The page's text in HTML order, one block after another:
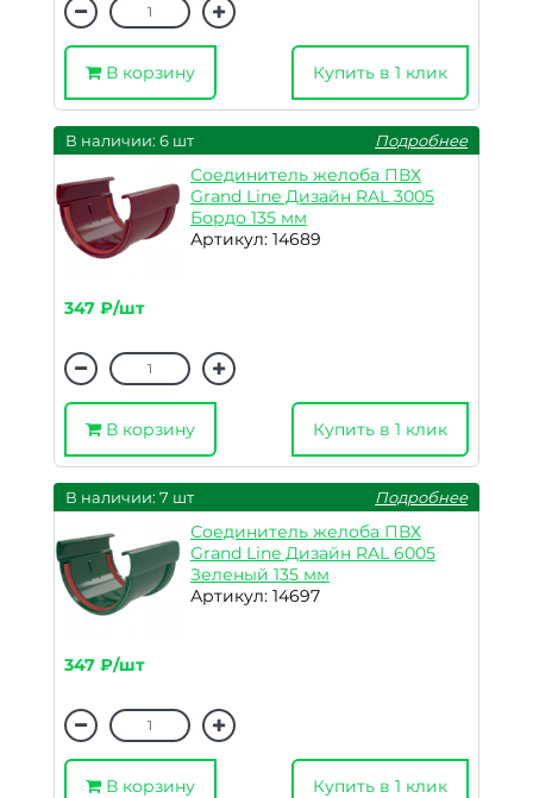
В корзину Купить в 1 клик
В наличии: 6 шт Подробнее
Соединитель желоба ПВХ
Grand Line Дизайн RAL 3005
Бордо 135 мм
Артикул: 14689
347 ₽/шт
В корзину Купить в 1 клик
В наличии: 7 шт Подробнее
Соединитель желоба ПВХ
Grand Line Дизайн RAL 6005
Зеленый 135 мм
Артикул: 14697
347 ₽/шт
В корзину Купить в 1 клик